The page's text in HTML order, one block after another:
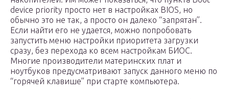
device priority просто нет в настройках BIOS, но
обычно это не так, а просто он далеко “запрятан”.
Если найти его не удается, можно попробовать
запустить меню настройки приоритета загрузки
сразу, без перехода ко всем настройкам БИОС.
Многие производители материнских плат и
ноутбуков предусматривают запуск данного меню по
“горячей клавише” при старте компьютера.